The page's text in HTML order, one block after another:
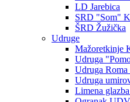
LD Jarebica
SRD "Som"
ŠRD Žužička
Udruge
Mažoretkinje
Udruga
Udruga
Udruga
Limena